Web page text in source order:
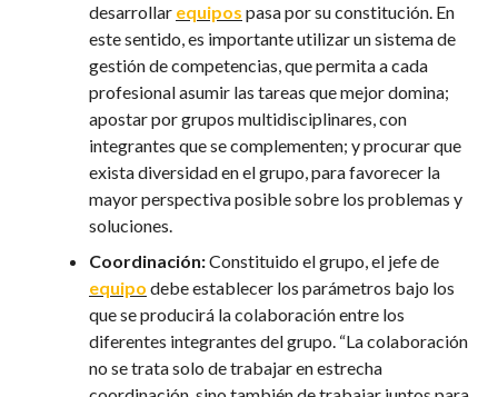
desarrollar equipos pasa por su constitución. En
este sentido, es importante utilizar un sistema de
gestión de competencias, que permita a cada
profesional asumir las tareas que mejor domina;
apostar por grupos multidisciplinares, con
integrantes que se complementen; y procurar que
exista diversidad en el grupo, para favorecer la
mayor perspectiva posible sobre los problemas y
soluciones.
Coordinación:Constituido el grupo, el jefe de
equipo debe establecer los parámetros bajo los
que se producirá la colaboración entre los
diferentes integrantes del grupo. “La colaboración
no se trata solo de trabajar en estrecha